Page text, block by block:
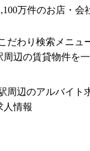
万件のお店・
だわり検索メニュ
周辺の賃貸物件を
周辺のアルバイト
人情報